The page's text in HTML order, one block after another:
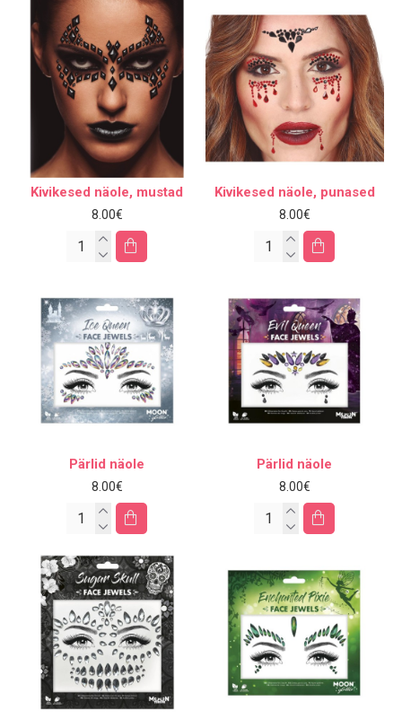
Kivikesed näole, mustad
8.00€
Kivikesed näole, punased
8.00€
Pärlid näole
8.00€
Pärlid näole
8.00€